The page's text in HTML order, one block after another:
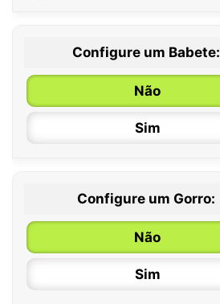
Configure um Babete:
Não
Sim
Configure um Gorro:
Não
Sim